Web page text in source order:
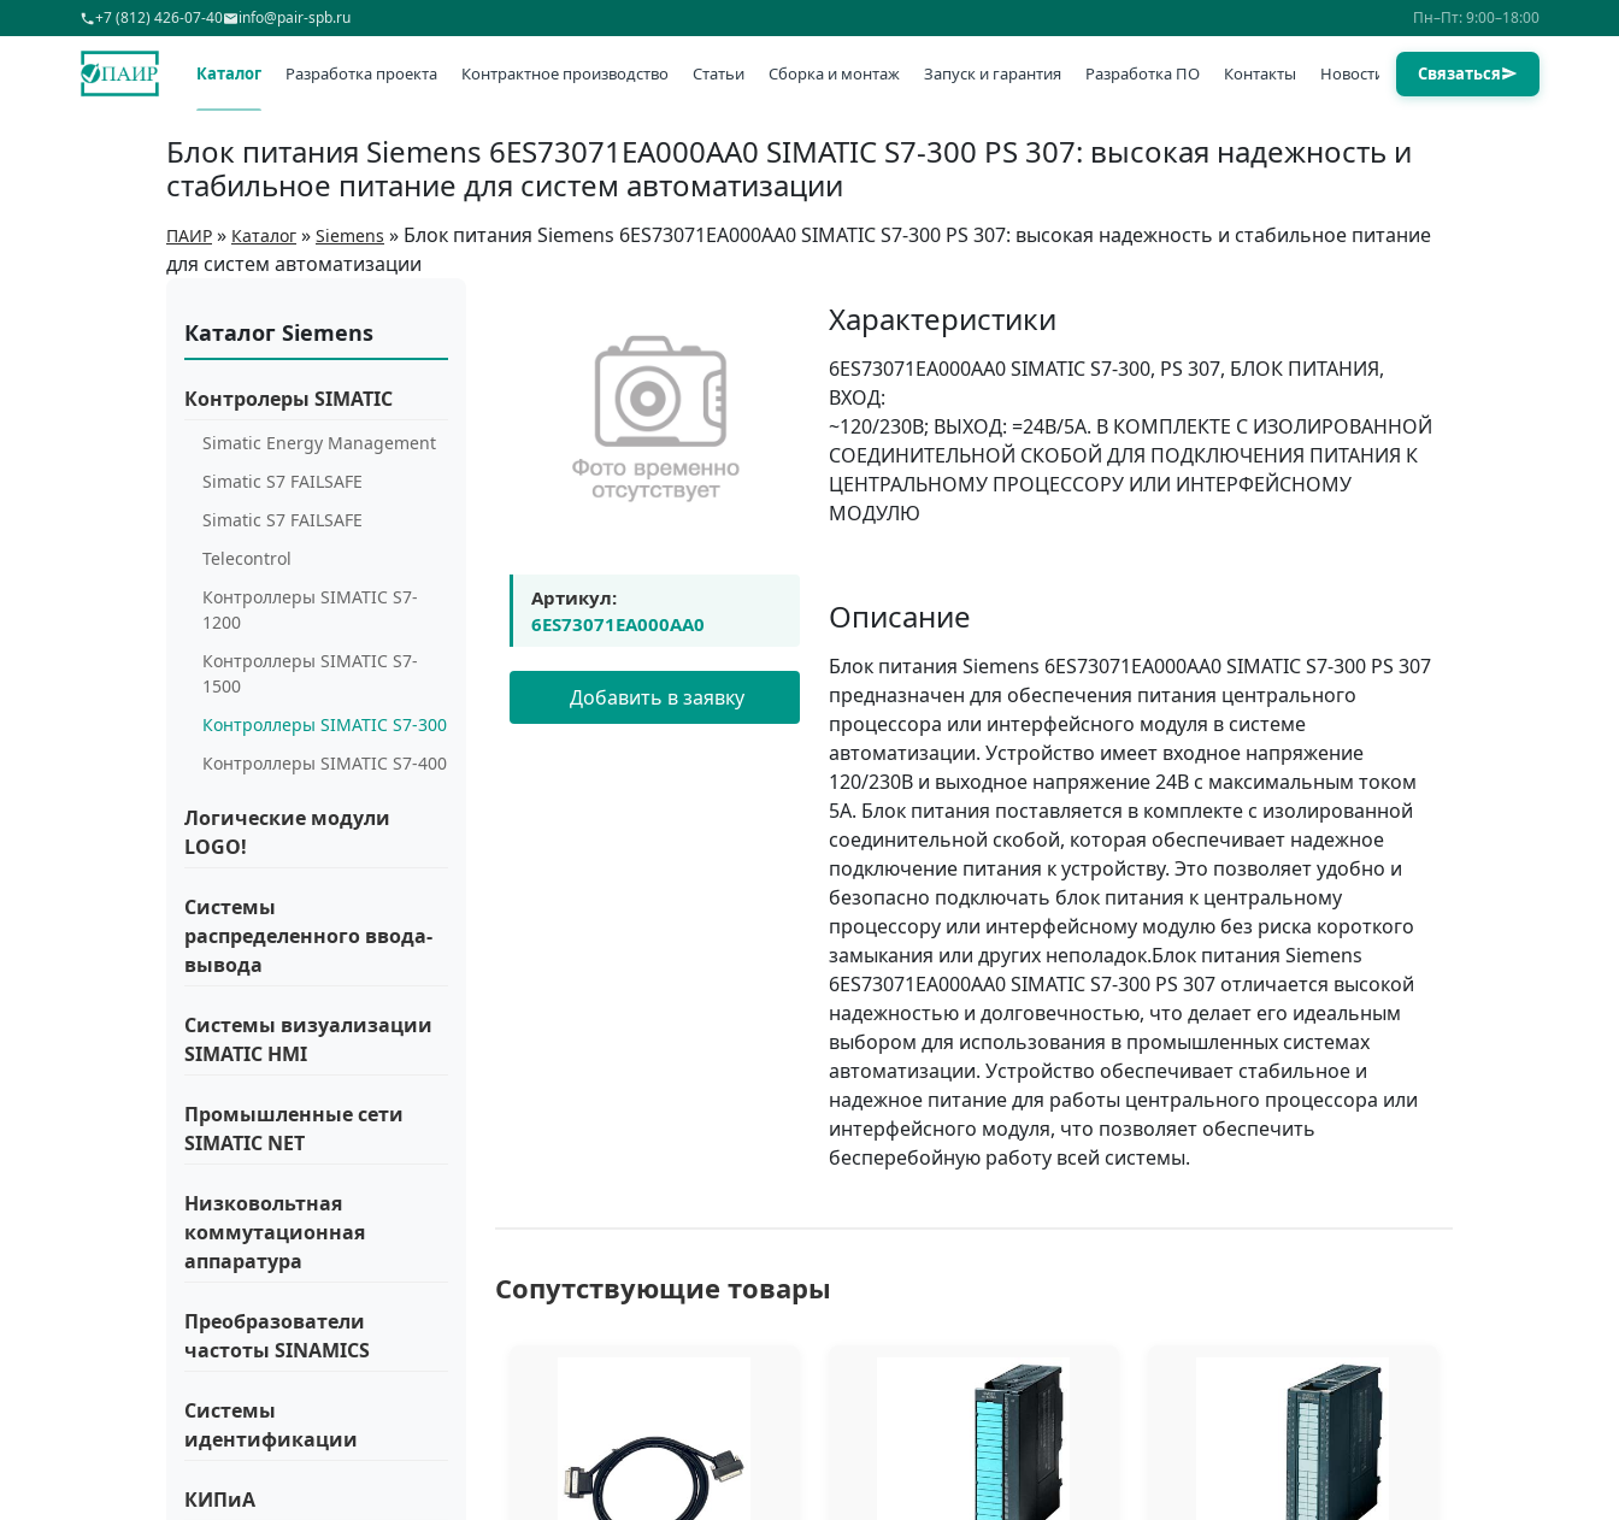
+7 (812) 426-07-40 info@pair-spb.ru Пн–Пт: 9:00–18:00
Каталог Разработка проекта Контрактное производство Статьи Сборка и монтаж Запуск и гарантия Разработка ПО Контакты Новости Связаться
Блок питания Siemens 6ES73071EA000AA0 SIMATIC S7-300 PS 307: высокая надежность и
стабильное питание для систем автоматизации
ПАИР » Каталог » Siemens » Блок питания Siemens 6ES73071EA000AA0 SIMATIC S7-300 PS 307: высокая надежность и стабильное питание
для систем автоматизации
Каталог Siemens
Контролеры SIMATIC
Simatic Energy Management
Simatic S7 FAILSAFE
Simatic S7 FAILSAFE
Telecontrol
Контроллеры SIMATIC S7-
1200
Контроллеры SIMATIC S7-
1500
Контроллеры SIMATIC S7-300
Контроллеры SIMATIC S7-400
Логические модули
LOGO!
Системы
распределенного ввода-
вывода
Системы визуализации
SIMATIC HMI
Промышленные сети
SIMATIC NET
Низковольтная
коммутационная
аппаратура
Преобразователи
частоты SINAMICS
Системы
идентификации
КИПиА
Артикул:
6ES73071EA000AA0
Добавить в заявку
Характеристики
6ES73071EA000AA0 SIMATIC S7-300, PS 307, БЛОК ПИТАНИЯ,
ВХОД:
~120/230В; ВЫХОД: =24В/5A. В КОМПЛЕКТЕ С ИЗОЛИРОВАННОЙ
СОЕДИНИТЕЛЬНОЙ СКОБОЙ ДЛЯ ПОДКЛЮЧЕНИЯ ПИТАНИЯ К
ЦЕНТРАЛЬНОМУ ПРОЦЕССОРУ ИЛИ ИНТЕРФЕЙСНОМУ
МОДУЛЮ
Описание
Блок питания Siemens 6ES73071EA000AA0 SIMATIC S7-300 PS 307
предназначен для обеспечения питания центрального
процессора или интерфейсного модуля в системе
автоматизации. Устройство имеет входное напряжение
120/230В и выходное напряжение 24В с максимальным током
5А. Блок питания поставляется в комплекте с изолированной
соединительной скобой, которая обеспечивает надежное
подключение питания к устройству. Это позволяет удобно и
безопасно подключать блок питания к центральному
процессору или интерфейсному модулю без риска короткого
замыкания или других неполадок.Блок питания Siemens
6ES73071EA000AA0 SIMATIC S7-300 PS 307 отличается высокой
надежностью и долговечностью, что делает его идеальным
выбором для использования в промышленных системах
автоматизации. Устройство обеспечивает стабильное и
надежное питание для работы центрального процессора или
интерфейсного модуля, что позволяет обеспечить
бесперебойную работу всей системы.
Сопутствующие товары